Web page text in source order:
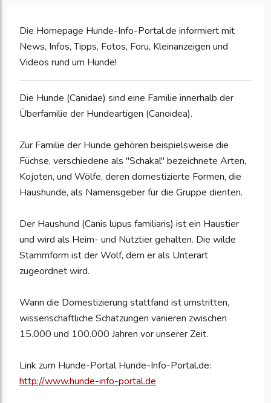
Die Homepage Hunde-Info-Portal.de informiert mit
News, Infos, Tipps, Fotos, Foru, Kleinanzeigen und
Videos rund um Hunde!
Die Hunde (Canidae) sind eine Familie innerhalb der
Überfamilie der Hundeartigen (Canoidea).
Zur Familie der Hunde gehören beispielsweise die
Füchse, verschiedene als "Schakal" bezeichnete Arten,
Kojoten, und Wölfe, deren domestizierte Formen, die
Haushunde, als Namensgeber für die Gruppe dienten.
Der Haushund (Canis lupus familiaris) ist ein Haustier
und wird als Heim- und Nutztier gehalten. Die wilde
Stammform ist der Wolf, dem er als Unterart
zugeordnet wird.
Wann die Domestizierung stattfand ist umstritten,
wissenschaftliche Schätzungen variieren zwischen
15.000 und 100.000 Jahren vor unserer Zeit.
Link zum Hunde-Portal Hunde-Info-Portal.de:
http://www.hunde-info-portal.de